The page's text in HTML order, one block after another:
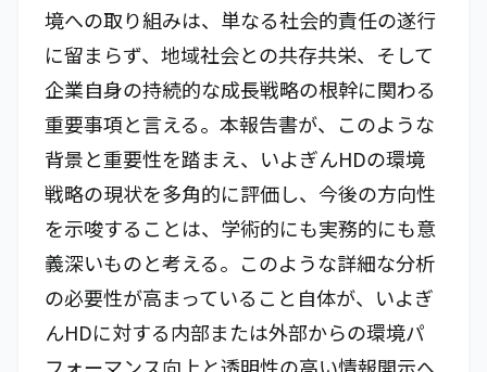
境への取り組みは、単なる社会的責任の遂行
に留まらず、地域社会との共存共栄、そして
企業自身の持続的な成長戦略の根幹に関わる
重要事項と言える。本報告書が、このような
背景と重要性を踏まえ、いよぎんHDの環境
戦略の現状を多角的に評価し、今後の方向性
を示唆することは、学術的にも実務的にも意
義深いものと考える。このような詳細な分析
の必要性が高まっていること自体が、いよぎ
んHDに対する内部または外部からの環境パ